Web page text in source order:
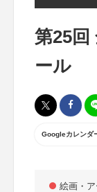
第25回
ール
Googleカレンダ
絵画・ア